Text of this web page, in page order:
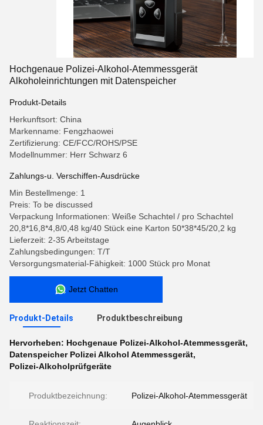
Hochgenaue Polizei-Alkohol-Atemmessgerät
Alkoholeinrichtungen mit Datenspeicher
Produkt-Details
Herkunftsort: China
Markenname: Fengzhaowei
Zertifizierung: CE/FCC/ROHS/PSE
Modellnummer: Herr Schwarz 6
Zahlungs-u. Verschiffen-Ausdrücke
Min Bestellmenge: 1
Preis: To be discussed
Verpackung Informationen: Weiße Schachtel / pro Schachtel
20,8*16,8*4,8/0,48 kg/40 Stück eine Karton 50*38*45/20,2 kg
Lieferzeit: 2-35 Arbeitstage
Zahlungsbedingungen: T/T
Versorgungsmaterial-Fähigkeit: 1000 Stück pro Monat
Jetzt Chatten
Produkt-Details Produktbeschreibung
Hervorheben: Hochgenaue Polizei-Alkohol-Atemmessgerät,
Datenspeicher Polizei Alkohol Atemmessgerät,
Polizei-Alkoholprüfgeräte
Produktbezeichnung: Polizei-Alkohol-Atemmessgerät